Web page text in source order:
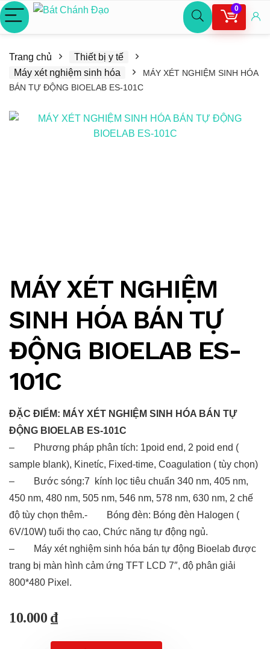
0
Trang chủ
Thiết bị y tế
Máy xét nghiệm sinh hóa
MÁY XÉT NGHIỆM SINH HÓA
BÁN TỰ ĐỘNG BIOELAB ES-101C
MÁY XÉT NGHIỆM
SINH HÓA BÁN TỰ
ĐỘNG BIOELAB ES-
101C
ĐẶC ĐIỂM: MÁY XÉT NGHIỆM SINH HÓA BÁN TỰ
ĐỘNG BIOELAB ES-101C
– Phương pháp phân tích: 1poid end, 2 poid end (
sample blank), Kinetíc, Fixed-time, Coagulation ( tùy chọn)
– Bước sóng:7 kính lọc tiêu chuẩn 340 nm, 405 nm,
450 nm, 480 nm, 505 nm, 546 nm, 578 nm, 630 nm, 2 chế
độ tùy chọn thêm.- Bóng đèn: Bóng đèn Halogen (
6V/10W) tuổi thọ cao, Chức năng tự động ngủ.
– Máy xét nghiệm sinh hóa bán tự động Bioelab được
trang bị màn hình cảm ứng TFT LCD 7″, độ phân giải
800*480 Pixel.
10.000 ₫